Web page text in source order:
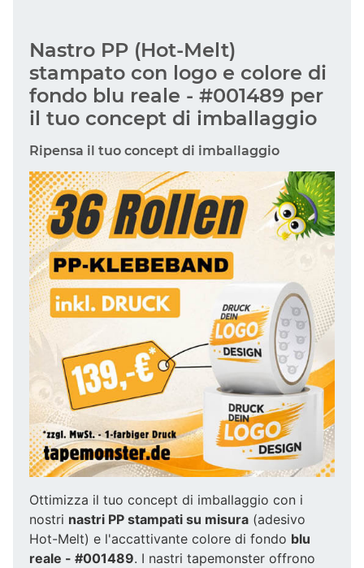
Nastro PP (Hot-Melt)
stampato con logo e colore di
fondo blu reale - #001489 per
il tuo concept di imballaggio
Ripensa il tuo concept di imballaggio
Ottimizza il tuo concept di imballaggio con i
nostri nastri PP stampati su misura (adesivo
Hot-Melt) e l'accattivante colore di fondo blu
reale - #001489. I nastri tapemonster offrono